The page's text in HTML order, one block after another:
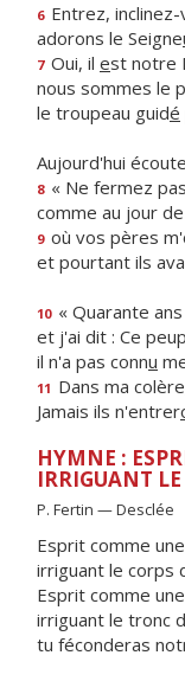
6 Entrez, inclinez-
adorons le Seigne
7 Oui, il est notre
nous sommes le
le troupeau guidé
Aujourd'hui
8 « Ne fermez
comme au jour
9 où vos pères
et pourtant ils
10 « Quarante
et j'ai dit : Ce
il n'a pas connu
11 Dans ma
Jamais ils n'entrer
HYMNE :
IRRIGUANT
P. Fertin — Desclée
Esprit comme
irriguant le corps
Esprit comme
irriguant le tronc
tu féconderas